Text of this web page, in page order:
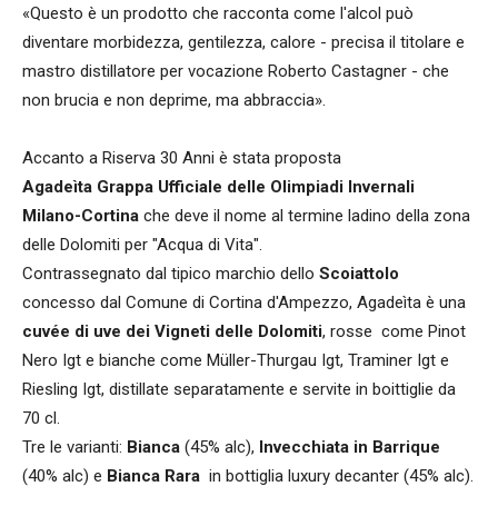
«Questo è un prodotto che racconta come l'alcol può
diventare morbidezza, gentilezza, calore - precisa il titolare e
mastro distillatore per vocazione Roberto Castagner - che
non brucia e non deprime, ma abbraccia».
Accanto a Riserva 30 Anni è stata proposta
Agadeìta Grappa Ufficiale delle Olimpiadi Invernali
Milano-Cortina che deve il nome al termine ladino della zona
delle Dolomiti per "Acqua di Vita".
Contrassegnato dal tipico marchio dello Scoiattolo
concesso dal Comune di Cortina d'Ampezzo, Agadeìta è una
cuvée di uve dei Vigneti delle Dolomiti, rosse come Pinot
Nero Igt e bianche come Müller-Thurgau Igt, Traminer Igt e
Riesling Igt, distillate separatamente e servite in boittiglie da
70 cl.
Tre le varianti: Bianca (45% alc), Invecchiata in Barrique
(40% alc) e Bianca Rara in bottiglia luxury decanter (45% alc).